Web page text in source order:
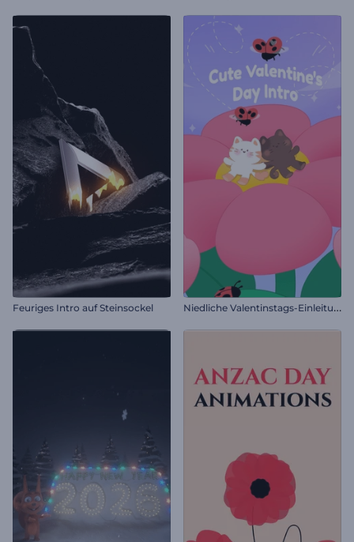
Feuriges Intro auf Steinsockel N
iedliche Valentinstags-Einleitung